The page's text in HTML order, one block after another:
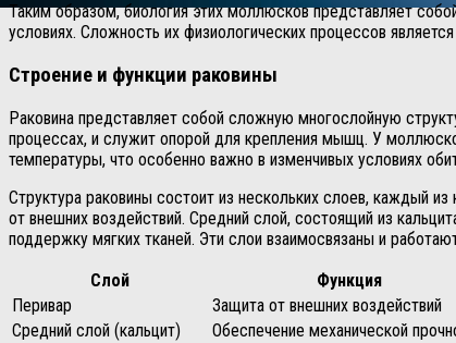
Таким образом, биология этих моллюсков представляет
условиях. Сложность их физиологических процессов
Строение и функции раковины
Раковина представляет собой сложную многослойную
процессах, и служит опорой для крепления мышц. У
температуры, что особенно важно в изменчивых условиях
Структура раковины состоит из нескольких слоев, каждый
от внешних воздействий. Средний слой, состоящий из
поддержку мягких тканей. Эти слои взаимосвязаны и
Слой
Функция
Перивар
Защита от внешних воздействий
Средний слой (кальцит)
Обеспечение механической